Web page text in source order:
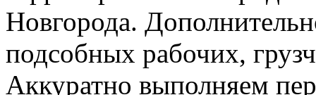
Новгорода.
подсобных рабочих,
Аккуратно выполняем